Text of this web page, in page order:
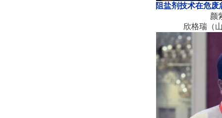
阻盐剂技术在危
颜
欣格瑞（